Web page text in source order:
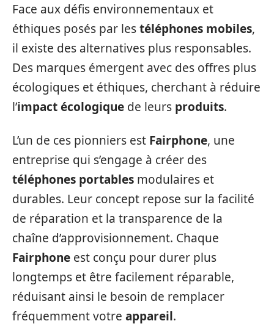
Face aux défis environnementaux et
éthiques posés par lestéléphones mobiles,
il existe des alternatives plus responsables.
Des marques émergent avec des offres plus
écologiques et éthiques, cherchant à réduire
l’impact écologique de leurs produits.
L’un de ces pionniers est Fairphone, une
entreprise qui s’engage à créer des
téléphones portables modulaires et
durables. Leur concept repose sur la facilité
de réparation et la transparence de la
chaîne d’approvisionnement. Chaque
Fairphone est conçu pour durer plus
longtemps et être facilement réparable,
réduisant ainsi le besoin de remplacer
fréquemment votre appareil.